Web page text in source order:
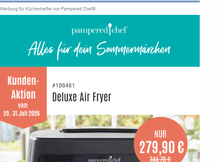
Werbung für Küchenhelfer von Pampered Chef®